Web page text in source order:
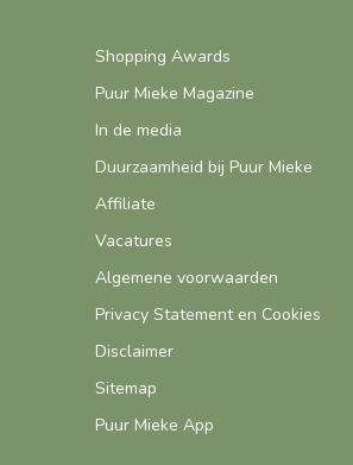
Shopping Awards
Puur Mieke Magazine
In de media
Duurzaamheid bij Puur Mieke
Affiliate
Vacatures
Algemene voorwaarden
Privacy Statement en Cookies
Disclaimer
Sitemap
Puur Mieke App